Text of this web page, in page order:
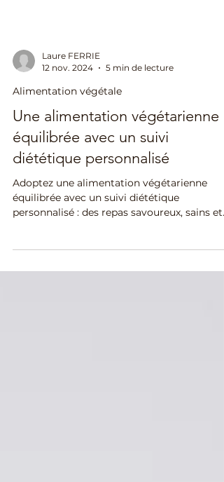
12 nov. 2024
5 min de lecture
Alimentation végétale
Une alimentation végétarienne
équilibrée avec un suivi
diététique personnalisé
Adoptez une alimentation végétarienne
adaptés à vos besoins